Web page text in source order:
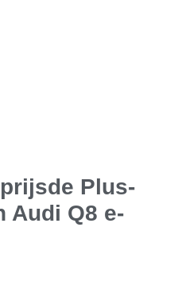
Plus-
Audi Q8 e-